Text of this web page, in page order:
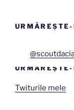
Twiturile mele